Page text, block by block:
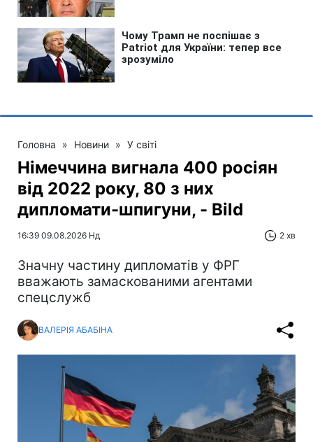
Головна » Новини » У світі
Німеччина вигнала 400 росіян
від 2022 року, 80 з них
дипломати-шпигуни, - Bild
16:39 09.08.2026 Нд 2 хв
Значну частину дипломатів у ФРГ
вважають замаскованими агентами
спецслужб
ВАЛЕРІЯ АБАБІНА